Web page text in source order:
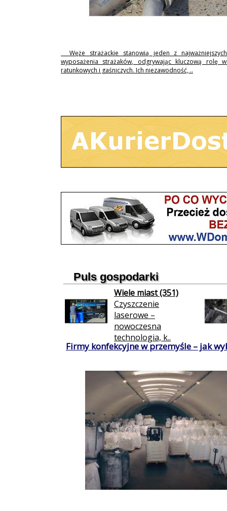
Węże strażackie stanowią jeden z
wyposażenia strażaków, odgrywając kluczową rolę w
ratunkowych i gaśniczych. Ich niezawodność, ..
Puls gospodarki
Wiele miast (351)
Czyszczenie
laserowe –
nowoczesna
technologia, k..
Firmy konfekcyjne w przemyśle – jak